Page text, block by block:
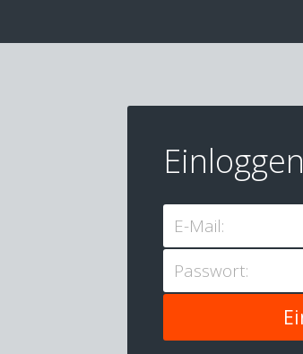
Einloggen
E-Mail:
Passwort: